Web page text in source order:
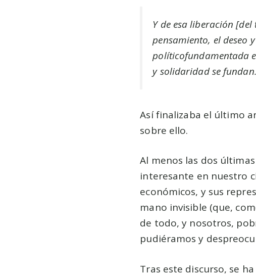
Y de esa liberación
pensamiento, el deseo
políticofundamentada
y solidaridad se fundan.
Así finalizaba el último
sobre ello.
Al menos las dos
interesante en nuestro
económicos, y sus
mano invisible (que,
de todo, y nosotros,
pudiéramos y
Tras este discurso, se